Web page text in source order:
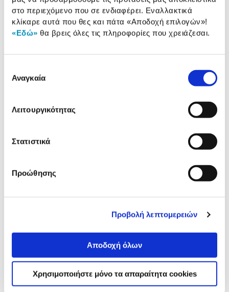
στο περιεχόμενο που σε ενδιαφέρει. Εναλλακτικά
κλίκαρε αυτά που θες και πάτα «Αποδοχή επιλογών»!
«Εδώ» θα βρεις όλες τις πληροφορίες που χρειάζεσαι.
συγκατάθεσης
Αναγκαία
Λειτουργικότητας
Στατιστικά
Προώθησης
Προβολή λεπτομερειών
Αποδοχή όλων
Χρησιμοποιήστε μόνο τα απαραίτητα cookies
παρουσίαση
Αναλυτική παρουσίαση
Προδιαγραφές
Αξιολογήσεις
Κάτι μας λέει πως τα παρακάτω
Izzy Σαντουϊτσιέρα IZ-2013
36,90€
Izzy Σαντουϊτσιέρα Panini
31,90€
24,90€